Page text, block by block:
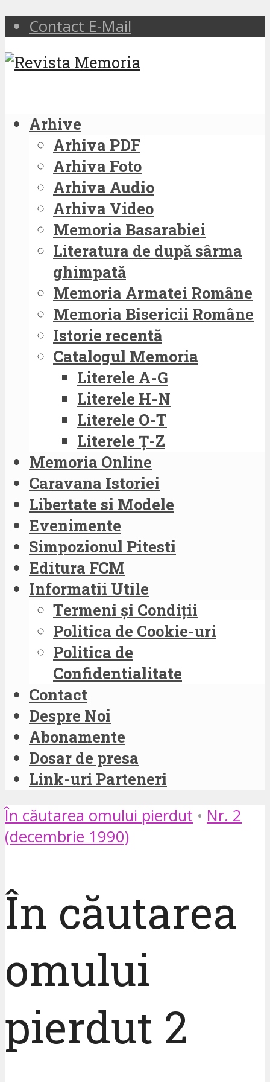
Contact E-Mail
Arhive
Arhiva PDF
Arhiva Foto
Arhiva Audio
Arhiva Video
Memoria Basarabiei
Literatura de după sârma
ghimpată
Memoria Armatei Române
Memoria Bisericii Române
Istorie recentă
Catalogul Memoria
Literele A-G
Literele H-N
Literele O-T
Literele Ț-Z
Memoria Online
Caravana Istoriei
Libertate si Modele
Evenimente
Simpozionul Pitesti
Editura FCM
Informatii Utile
Termeni și Condiții
Politica de Cookie-uri
Politica de
Confidentialitate
Contact
Despre Noi
Abonamente
Dosar de presa
Link-uri Parteneri
În căutarea omului pierdut • Nr. 2
(decembrie 1990)
În căutarea
omului
pierdut 2